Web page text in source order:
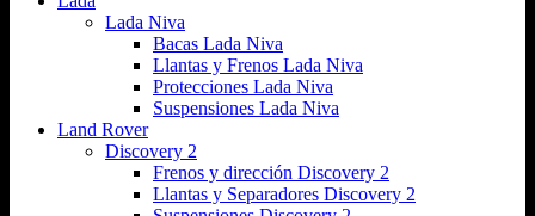
Lada Niva
Bacas Lada Niva
Llantas y Frenos Lada Niva
Protecciones Lada Niva
Suspensiones Lada Niva
Land Rover
Discovery 2
Frenos y dirección Discovery 2
Llantas y Separadores Discovery 2